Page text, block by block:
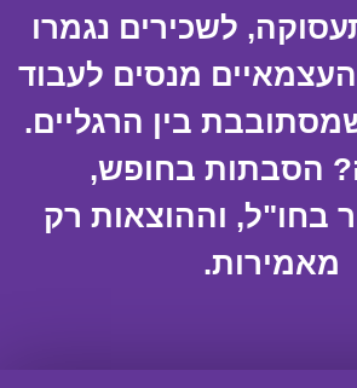
לשכירים נגמרו
מנסים לעבוד
בין הרגליים.
הסבתות בחופש,
בחו"ל, וההוצאות רק
מאמירות.